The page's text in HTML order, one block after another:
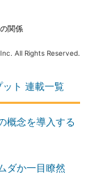
関係
All Rights Reserved.
ト 連載一覧
概念を導入する
ダか一目瞭然